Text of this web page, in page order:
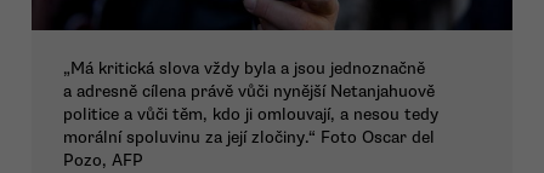
„Má kritická slova vždy byla a jsou jednoznačně
a adresně cílena právě vůči nynější Netanjahuově
politice a vůči těm, kdo ji omlouvají, a nesou tedy
morální spoluvinu za její zločiny.“ Foto Oscar del
Pozo, AFP